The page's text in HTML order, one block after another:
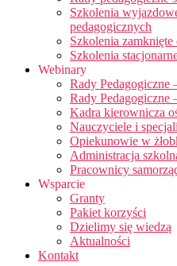
Szkolenia
pedagogicznych
Szkolenia
Szkolenia
Webinary
Rady Pedagogiczne
Rady Pedagogiczne
Kadra kierownicza
Nauczyciele i
Opiekunowie w
Administracja
Pracownicy
Wsparcie
Granty
Pakiet korzyści
Dzielimy się wiedzą
Aktualności
Kontakt